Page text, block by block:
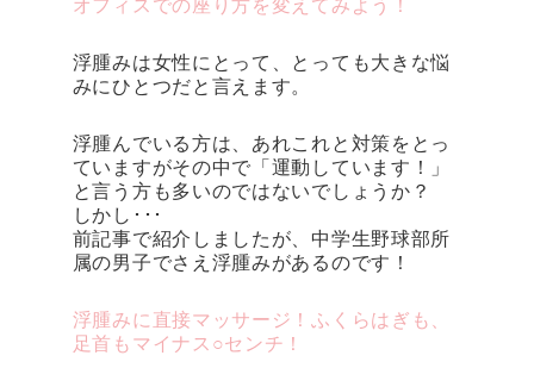
オフィスでの座り方を変えてみよう！
浮腫みは女性にとって、とっても大きな悩
みにひとつだと言えます。
浮腫んでいる方は、あれこれと対策をとっ
ていますがその中で「運動しています！」
と言う方も多いのではないでしょうか？
しかし･･･
前記事で紹介しましたが、中学生野球部所
属の男子でさえ浮腫みがあるのです！
浮腫みに直接マッサージ！ふくらはぎも、
足首もマイナス○センチ！